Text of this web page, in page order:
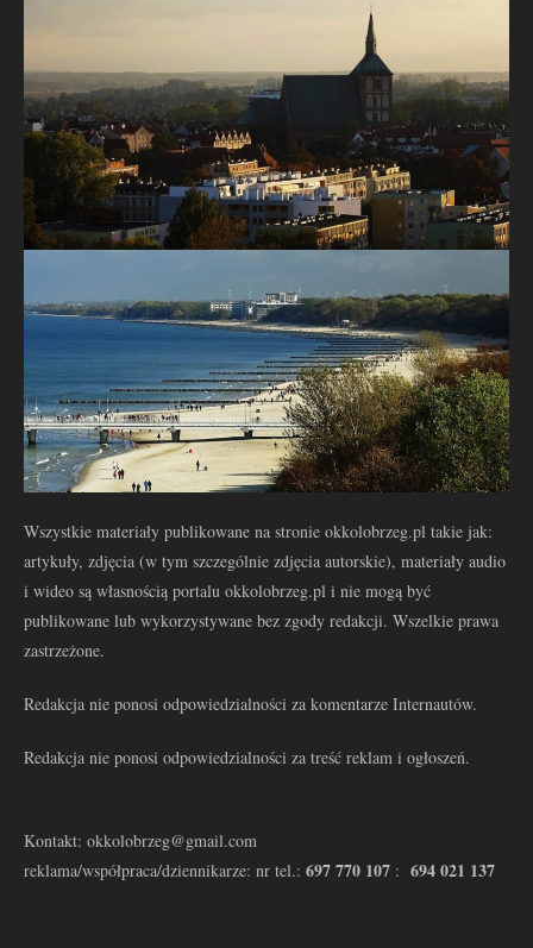
Wszystkie materiały publikowane na stronie okkolobrzeg.pl takie jak:
artykuły, zdjęcia (w tym szczególnie zdjęcia autorskie), materiały audio
i wideo są własnością portalu okkolobrzeg.pl i nie mogą być
publikowane lub wykorzystywane bez zgody redakcji. Wszelkie prawa
zastrzeżone.
Redakcja nie ponosi odpowiedzialności za komentarze Internautów.
Redakcja nie ponosi odpowiedzialności za treść reklam i ogłoszeń.
Kontakt: okkolobrzeg@gmail.com
reklama/współpraca/dziennikarze: nr tel.: 697 770 107 : 694 021 137